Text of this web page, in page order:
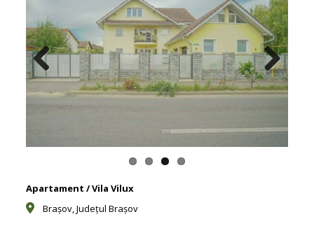
Previous Next
Apartament / Vila Vilux
Brașov, Județul Brașov